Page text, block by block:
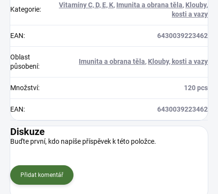
Kategorie:
Vitamíny C, D, E, K, Imunita a obrana těla, Klouby,
kosti a vazy
EAN: 6430039223462
Oblast
působení:
Imunita a obrana těla, Klouby, kosti a vazy
Množství: 120 pcs
EAN: 6430039223462
Diskuze
Buďte první, kdo napíše příspěvek k této položce.
Přidat komentář